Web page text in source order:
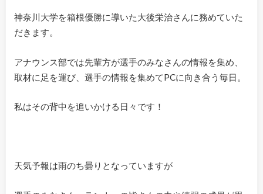
神奈川大学を箱根優勝に導いた大後栄治さんに務めていた
だきます。
アナウンス部では先輩方が選手のみなさんの情報を集め、
取材に足を運び、選手の情報を集めてPCに向き合う毎日。
私はその背中を追いかける日々です！
天気予報は雨のち曇りとなっていますが